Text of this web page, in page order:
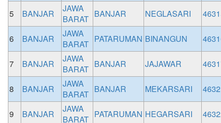
5 BANJAR
JAWA
BARAT BANJAR NEGLASARI
6 BANJAR
JAWA
BARAT PATARUMAN BINANGUN
7 BANJAR
JAWA
BARAT BANJAR JAJAWAR
8 BANJAR
JAWA
BARAT BANJAR MEKARSARI
9 BANJAR
JAWA
BARAT PATARUMAN HEGARSARI